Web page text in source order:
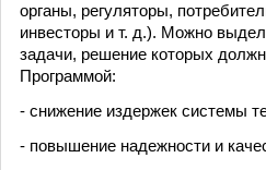
органы, регуляторы,
инвесторы и т. д.). Можно
задачи, решение которых
Программой:
- снижение издержек системы
- повышение надежности и